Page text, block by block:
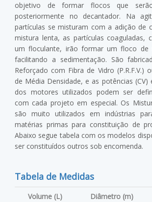
objetivo de formar flocos que serão
posteriormente no decantador. Na
partículas se misturam com a adição de
mistura lenta, as partículas coaguladas,
um floculante, irão formar um floco de
facilitando a sedimentação. São
Reforçado com Fibra de Vidro (P.R.F.V.)
de Média Densidade, e as potências
dos motores utilizados podem ser
com cada projeto em especial. Os
são muito utilizados em indústrias
matérias primas para constituição de
Abaixo segue tabela com os modelos
ser constituídos outros sob encomenda.
Tabela de Medidas
Volume (L) Diâmetro (m)